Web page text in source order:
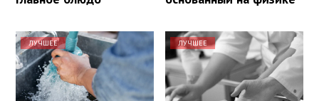
ЛУЧШЕЕ ЛУЧШЕЕ